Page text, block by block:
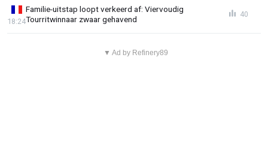
Familie-uitstap loopt verkeerd af: Viervoudig
Tourritwinnaar zwaar gehavend
18:24
40
▼ Ad by Refinery89